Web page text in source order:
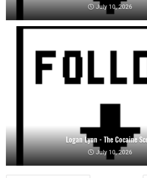
July 10, 2026
Logan Lynn - The Cocaine
July 10, 2026